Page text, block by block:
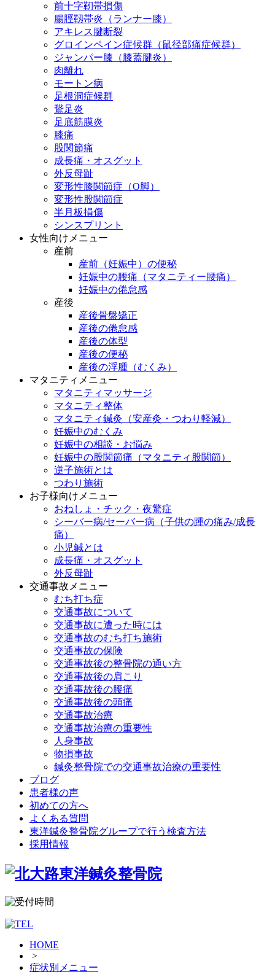
前十字靭帯損傷
腸脛靱帯炎（ランナー膝）
アキレス腱断裂
グロインペイン症候群（鼠径部痛症候群）
ジャンパー膝（膝蓋腱炎）
肉離れ
モートン病
足根洞症候群
鵞足炎
足底筋膜炎
膝痛
股関節痛
成長痛・オスグット
外反母趾
変形性膝関節症（O脚）
変形性股関節症
半月板損傷
シンスプリント
女性向けメニュー
産前
産前（妊娠中）の便秘
妊娠中の腰痛（マタニティー腰痛）
妊娠中の倦怠感
産後
産後骨盤矯正
産後の倦怠感
産後の体型
産後の便秘
産後の浮腫（むくみ）
マタニティメニュー
マタニティマッサージ
マタニティ整体
マタニティ鍼灸（安産灸・つわり軽減）
妊娠中のむくみ
妊娠中の相談・お悩み
妊娠中の股関節痛（マタニティ股関節）
逆子施術とは
つわり施術
お子様向けメニュー
おねしょ・チック・夜驚症
シーバー病/セーバー病（子供の踵の痛み/成長
痛）
小児鍼とは
成長痛・オスグット
外反母趾
交通事故メニュー
むち打ち症
交通事故について
交通事故に遭った時には
交通事故のむち打ち施術
交通事故の保険
交通事故後の整骨院の通い方
交通事故後の肩こり
交通事故後の腰痛
交通事故後の頭痛
交通事故治療
交通事故治療の重要性
人身事故
物損事故
鍼灸整骨院での交通事故治療の重要性
ブログ
患者様の声
初めての方へ
よくある質問
東洋鍼灸整骨院グループで行う検査方法
採用情報
HOME
>
症状別メニュー